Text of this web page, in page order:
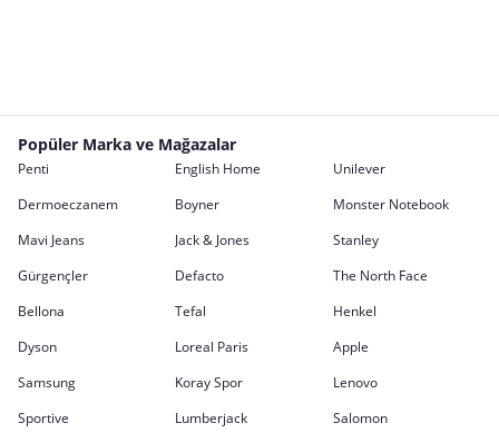
Popüler Marka ve Mağazalar
Penti English Home
Unilever
Dermoeczanem
Boyner
Monster Notebook
Mavi Jeans
Jack & Jones
Stanley
Gürgençler
Defacto
The North Face
Bellona
Tefal
Henkel
Dyson
Loreal Paris
Apple
Samsung
Koray Spor
Lenovo
Sportive
Lumberjack Salomon